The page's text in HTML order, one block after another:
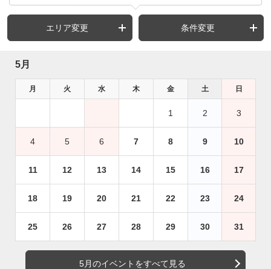
エリア変更 条件変更
5月
月 火 水 木 金 土 日
1 2 3
4 5 6 7 8 9 10
11 12 13 14 15 16 17
18 19 20 21 22 23 24
25 26 27 28 29 30 31
5月のイベントをすべて見る